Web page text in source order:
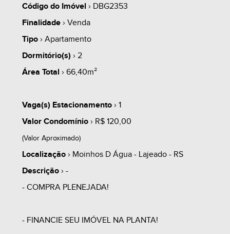
Código do Imóvel › DBG2353
Finalidade› Venda
Tipo› Apartamento
Dormitório(s) › 2
Área Total › 66,40m²
Vaga(s) Estacionamento› 1
Valor Condomínio› R$ 120,00
(Valor Aproximado)
Localização› Moinhos D Água - Lajeado - RS
Descrição› -
- COMPRA PLENEJADA!
- FINANCIE SEU IMÓVEL NA PLANTA!